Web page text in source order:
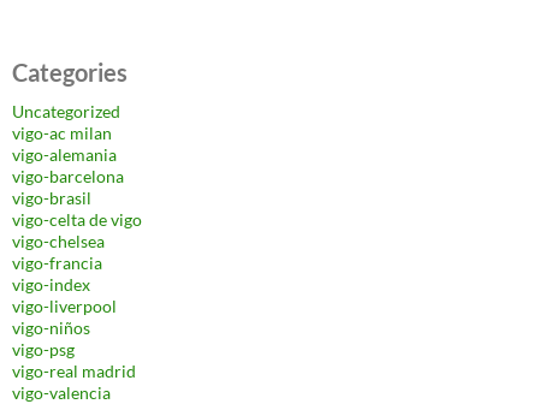
Categories
Uncategorized
vigo-ac milan
vigo-alemania
vigo-barcelona
vigo-brasil
vigo-celta de vigo
vigo-chelsea
vigo-francia
vigo-index
vigo-liverpool
vigo-niños
vigo-psg
vigo-real madrid
vigo-valencia